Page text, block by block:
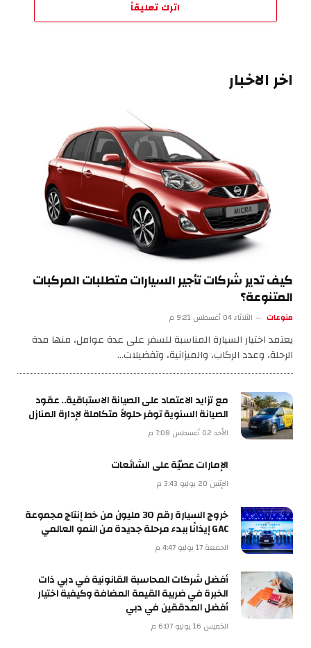
اترك تعليقاً
اخر الاخبار
كيف تدير شركات تأجير السيارات متطلبات المركبات
المتنوعة؟
منوعات الثلاثاء 04 أغسطس 9:21 م
يعتمد اختيار السيارة المناسبة للسفر على عدة عوامل، منها مدة
الرحلة، وعدد الركاب، والميزانية، وتفضيلات…
مع تزايد الاعتماد على الصيانة الاستباقية.. عقود
الصيانة السنوية توفر حلولاً متكاملة لإدارة المنازل
الأحد 02 أغسطس 7:08 م
الإمارات عصيّة على الشائعات
الإثنين 20 يوليو 3:43 م
خروج السيارة رقم 30 مليون من خط إنتاج مجموعة
GAC إيذانًا ببدء مرحلة جديدة من النمو العالمي
الجمعة 17 يوليو 4:47 م
أفضل شركات المحاسبة القانونية في دبي ذات
الخبرة في ضريبة القيمة المضافة وكيفية اختيار
أفضل المدققين في دبي
الخميس 16 يوليو 6:07 م